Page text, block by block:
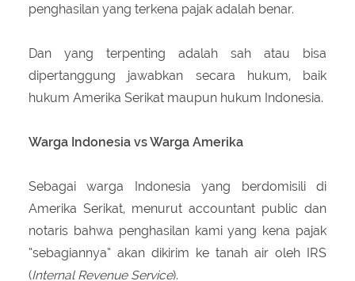
penghasilan yang terkena pajak adalah benar.
Dan yang terpenting adalah sah atau bisa
dipertanggung jawabkan secara hukum, baik
hukum Amerika Serikat maupun hukum Indonesia.
Warga Indonesia vs Warga Amerika
Sebagai warga Indonesia yang berdomisili di
Amerika Serikat, menurut accountant public dan
notaris bahwa penghasilan kami yang kena pajak
“sebagiannya” akan dikirim ke tanah air oleh IRS
(Internal Revenue Service).